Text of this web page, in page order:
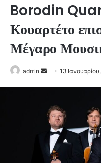
Borodin
Κουαρτέτο
Μέγαρο
admin
Send13